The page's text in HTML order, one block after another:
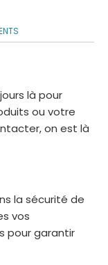
là pour
ou votre
on est là
la sécurité de
vos
pour garantir